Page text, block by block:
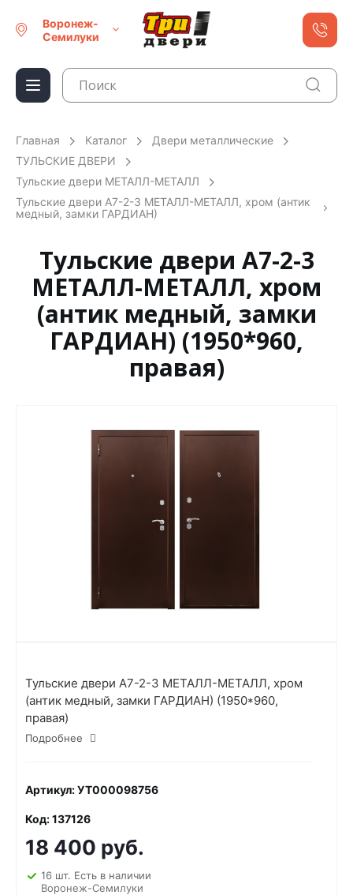
Воронеж-
Семилуки
Главная Каталог
Двери металлические
ТУЛЬСКИЕ ДВЕРИ
Тульские двери МЕТАЛЛ-МЕТАЛЛ
Тульские двери А7-2-3 МЕТАЛЛ-МЕТАЛЛ, хром (антик
медный, замки ГАРДИАН)
Тульские двери А7-2-3
МЕТАЛЛ-МЕТАЛЛ, хром
(антик медный, замки
ГАРДИАН) (1950*960,
правая)
Тульские двери А7-2-3 МЕТАЛЛ-МЕТАЛЛ, хром
(антик медный, замки ГАРДИАН) (1950*960,
правая)
Подробнее
Артикул: УТ000098756
Код: 137126
18 400 руб.
16 шт. Есть в наличии
Воронеж-Семилуки